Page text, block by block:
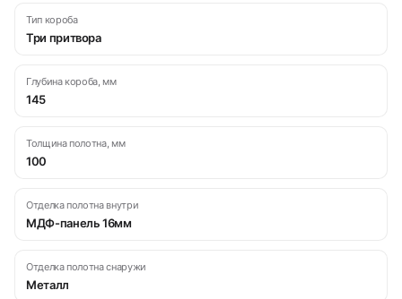
Тип короба
Три притвора
Глубина короба, мм
145
Толщина полотна, мм
100
Отделка полотна внутри
МДФ-панель 16мм
Отделка полотна снаружи
Металл